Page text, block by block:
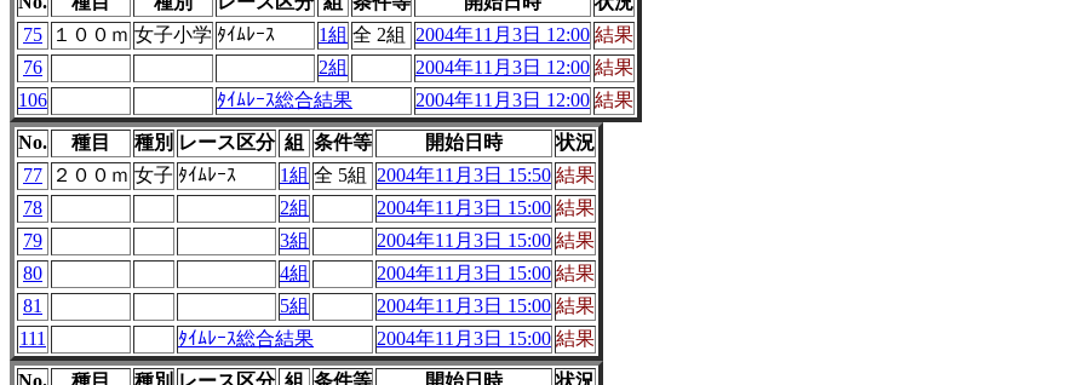
75
１００ｍ 女子小学 ﾀｲﾑﾚｰｽ 1組 全 2組 2004年11月3日 12:00 結果
76
2組 2004年11月3日 12:00 結果
106
ﾀｲﾑﾚｰｽ総合結果 2004年11月3日 12:00 結果
No. 種目 種別 レース区分 組 条件等 開始日時
状況
77
２００ｍ 女子 ﾀｲﾑﾚｰｽ 1組 全 5組 2004年11月3日 15:50 結果
78
2組 2004年11月3日 15:00 結果
79
3組 2004年11月3日 15:00 結果
80
4組 2004年11月3日 15:00 結果
81
5組 2004年11月3日 15:00 結果
111
ﾀｲﾑﾚｰｽ総合結果 2004年11月3日 15:00 結果
No. 種目 種別 レース区分 組 条件等 開始日時 状況